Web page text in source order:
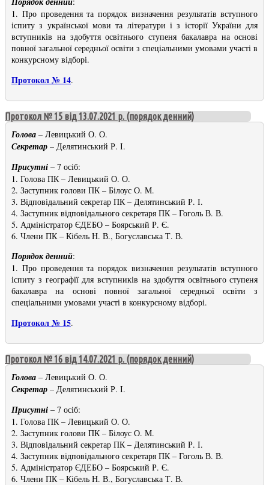
1. Про проведення та порядок визначення результатів вступного
іспиту з української мови та літератури і з історії України для
вступників на здобуття освітнього ступеня бакалавра на основі
повної загальної середньої освіти з спеціальними умовами участі в
конкурсному відборі.
Протокол № 14.
Протокол № 15 від 13.07.2021 р. (порядок денний)
Голова – Левицький О. О.
Секретар – Делятинський Р. І.
Присутні – 7 осіб:
1. Голова ПК – Левицький О. О.
2. Заступник голови ПК – Білоус О. М.
3. Відповідальний секретар ПК – Делятинський Р. І.
4. Заступник відповідального секретаря ПК – Гоголь В. В.
5. Адміністратор ЄДЕБО – Боярський Р. Є.
6. Члени ПК – Кібель Н. В., Богуславська Т. В.
Порядок денний:
1. Про проведення та порядок визначення результатів вступного
іспиту з географії для вступників на здобуття освітнього ступеня
бакалавра на основі повної загальної середньої освіти з
спеціальними умовами участі в конкурсному відборі.
Протокол № 15.
Протокол № 16 від 14.07.2021 р. (порядок денний)
Голова – Левицький О. О.
Секретар – Делятинський Р. І.
Присутні – 7 осіб:
1. Голова ПК – Левицький О. О.
2. Заступник голови ПК – Білоус О. М.
3. Відповідальний секретар ПК – Делятинський Р. І.
4. Заступник відповідального секретаря ПК – Гоголь В. В.
5. Адміністратор ЄДЕБО – Боярський Р. Є.
6. Члени ПК – Кібель Н. В., Богуславська Т. В.